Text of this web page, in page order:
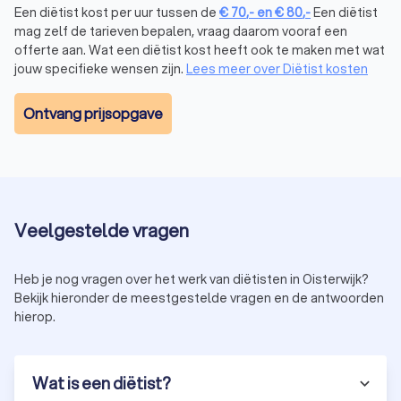
van duurzame en gezonde eetgewoonten.
Eetstoornissen:in samenwerking met psychologen en
artsen kan een diëtist ondersteunen bij het herstellen
van een gezond eetpatroon.
Omdat diëtisten bevoegd zijn om medische
voedingsadviezen te geven, werken ze vaak in ziekenhuizen,
revalidatiecentra, huisartsenpraktijken en zelfstandige
diëtistenpraktijken. In veel gevallen wordt de begeleiding
"gewichtsconsulent" geen wettelijk beschermde titel. Dit
betekent dat iedereen zichzelf nutritionist of
ervaring. Toch hebben veel nutritionisten een achtergrond in
voeding, bijvoorbeeld door een opleiding voedingsleer of een
cursus in voedingsadvies.
bijvoorbeeld gaan om:
Het verbeteren van de algehele gezondheid door
Een diëtist kost per uur tussen de € 70,- en€80,-Een diëtist
mag zelf de tarieven bepalen, vraag daarom vooraf een
offerte aan. Wat een diëtist kost heeft ook te maken met wat
jouw specifieke wensen zijn. Lees meer over Diëtist kosten
Ontvang prijsopgave
Veelgestelde vragen
Heb je nog vragen over het werk van diëtisten in Oisterwijk?
Bekijk hieronder de meestgestelde vragen en de antwoorden
hierop.
Wat is een diëtist?